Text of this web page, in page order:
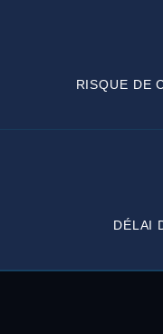
RISQUE DE
DÉLAI